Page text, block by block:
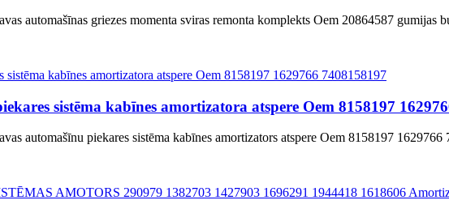
automašīnas griezes momenta sviras remonta komplekts Oem 20864587 gumijas
sistēma kabīnes amortizatora atspere Oem 8158197
automašīnu piekares sistēma kabīnes amortizators atspere Oem 8158197 1629766